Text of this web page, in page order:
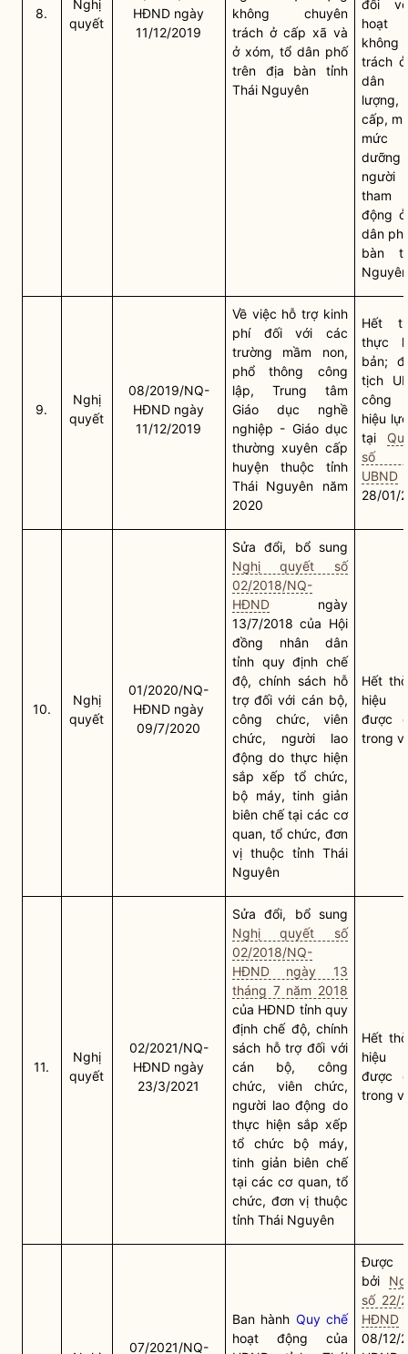
8.
Nghị
quyết
HĐND ngày
11/12/2019
không chuyên
trách ở cấp xã và
ở xóm, tổ dân phố
trên địa bàn tỉnh
Thái Nguyên
đối
trách
dân
lượng,
cấp,
mức
người
tham
động
dân
bàn
9.
Nghị
quyết
08/2019/NQ-
HĐND ngày
11/12/2019
Về việc hỗ trợ kinh
phí đối với các
trường mầm non,
phổ thông công
lập, Trung tâm
Giáo dục nghề
nghiệp - Giáo dục
thường xuyên cấp
huyện thuộc tỉnh
Thái Nguyên năm
2020
Hết
thực
bản;
tịch
công
hiệu
tại
số
UBND
28/01/
10.
Nghị
quyết
01/2020/NQ-
HĐND ngày
09/7/2020
Sửa đổi, bổ sung
Nghị quyết số
02/2018/NQ-
HĐND ngày
13/7/2018 của Hội
đồng nhân dân
tỉnh quy định chế
độ, chính sáchhỗ
trợ đối với cán bộ,
công chức, viên
chức, người lao
động do thực hiện
sắp xếp tổ chức,
bộ máy, tinh giản
biên chế tại các cơ
quan, tổ chức, đơn
vị thuộc tỉnh Thái
Nguyên
Hết
hiệu
được
trong
11.
Nghị
quyết
02/2021/NQ-
HĐND ngày
23/3/2021
Sửa đổi, bổ sung
Nghị quyết số
02/2018/NQ-
HĐND ngày 13
tháng 7 năm 2018
của HĐND tỉnh quy
định chế độ, chính
sách hỗ trợ đối với
cán bộ, công
chức, viên chức,
người lao động do
thực hiện sắp xếp
tổ chức bộ máy,
tinh giản biên chế
tại các cơ quan, tổ
chức, đơn vị thuộc
tỉnh Thái Nguyên
Hết
hiệu
được
trong
07/2021/NQ-
Ban hành Quy chế
hoạt động của
Được
bởi
số 22/
HĐND
08/12/